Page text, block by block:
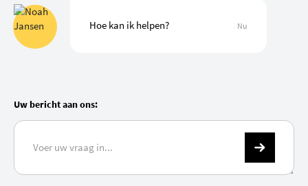
Hoe kan ik helpen? Nu
Uw bericht aan ons: